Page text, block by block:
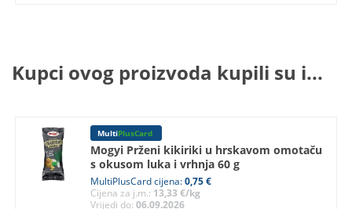
Kupci ovog proizvoda kupili su i...
MultiPlusCard
Mogyi Prženi kikiriki u hrskavom omotaču
s okusom luka i vrhnja 60 g
MultiPlusCard cijena:0,75 €
Cijena za j.m.: 13,33 €/kg
Vrijedi do: 06.09.2026